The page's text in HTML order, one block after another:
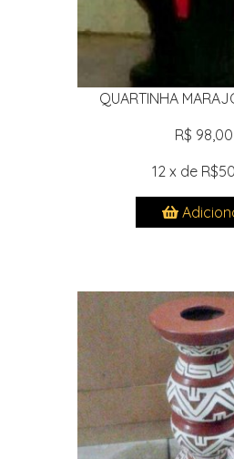
QUARTINHA
R$ 98,00
12 x de